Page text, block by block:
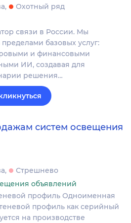
Охотный ряд
связи в России. Мы
базовых услуг:
и финансовыми
ИИ, создавая для
решения…
систем освещения
Стрешнево
объявлений
профиль Одноименная
профиль как серийный
на производстве